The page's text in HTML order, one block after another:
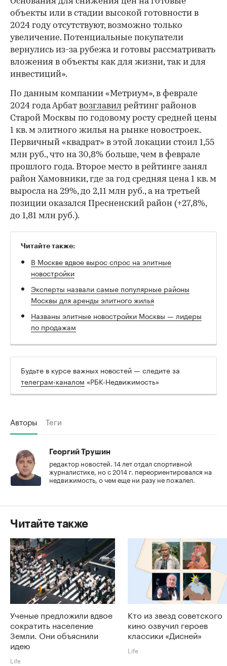
объекты или в стадии высокой готовности в
2024 году отсутствуют, возможно только
увеличение. Потенциальные покупатели
вернулись из-за рубежа и готовы рассматривать
вложения в объекты как для жизни, так и для
инвестиций».
По данным компании «Метриум», в феврале
2024 года Арбат возглавил рейтинг районов
Старой Москвы по годовому росту средней цены
1 кв. м элитного жилья на рынке новостроек.
Первичный «квадрат» в этой локации стоил 1,55
млн руб., что на 30,8% больше, чем в феврале
прошлого года. Второе место в рейтинге занял
район Хамовники, где за год средняя цена 1 кв. м
выросла на 29%, до 2,11 млн руб., а на третьей
позиции оказался Пресненский район (+27,8%,
до 1,81 млн руб.).
Читайте также:
В Москве вдвое вырос спрос на элитные
новостройки
Эксперты назвали самые популярные районы
Москвы для аренды элитного жилья
Названы элитные новостройки Москвы — лидеры
по продажам
Будьте в курсе важных новостей — следите за
телеграм-каналом «РБК-Недвижимость»
Авторы Теги
Георгий Трушин
редактор новостей. 14 лет отдал спортивной
журналистике, но с 2014 г. переориентировался на
недвижимость, о чем еще ни разу не пожалел.
Читайте также
Ученые предложили вдвое
сократить население
Земли. Они объяснили
идею
Life
Кто из звезд советского
кино озвучил героев
классики «Дисней»
Life